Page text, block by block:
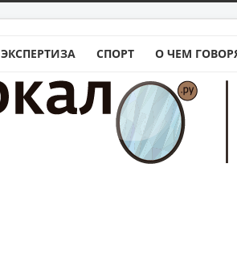
ЭКСПЕРТИЗА СПОРТ О ЧЕМ